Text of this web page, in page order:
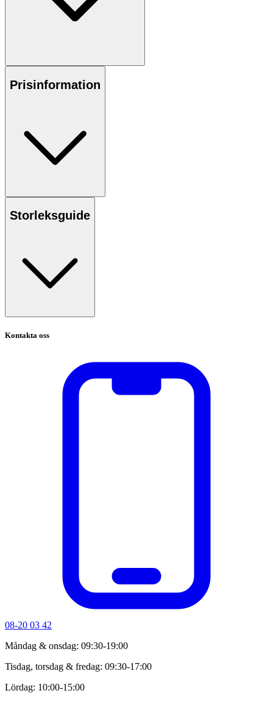
Prisinformation
Storleksguide
Kontakta oss
08-20 03 42
Måndag & onsdag: 09:30-19:00
Tisdag, torsdag & fredag: 09:30-17:00
Lördag: 10:00-15:00